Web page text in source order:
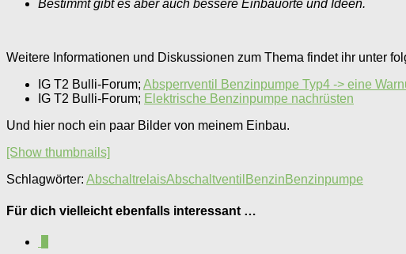
Bestimmt gibt es aber auch bessere Einbauorte und Ideen.
Weitere Informationen und Diskussionen zum Thema findet ihr unter
IG T2 Bulli-Forum; Absperrventil Benzinpumpe Typ4 -> eine
IG T2 Bulli-Forum; Elektrische Benzinpumpe nachrüsten
Und hier noch ein paar Bilder von meinem Einbau.
[Show thumbnails]
Schlagwörter: AbschaltrelaisAbschaltventil BenzinBenzinpumpe
Für dich vielleicht ebenfalls interessant …